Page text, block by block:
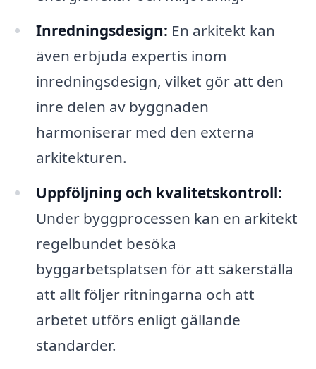
Inredningsdesign: En arkitekt kan
även erbjuda expertis inom
inredningsdesign, vilket gör att den
inre delen av byggnaden
harmoniserar med den externa
arkitekturen.
Uppföljning och kvalitetskontroll:
Under byggprocessen kan en arkitekt
regelbundet besöka
byggarbetsplatsen för att säkerställa
att allt följer ritningarna och att
arbetet utförs enligt gällande
standarder.